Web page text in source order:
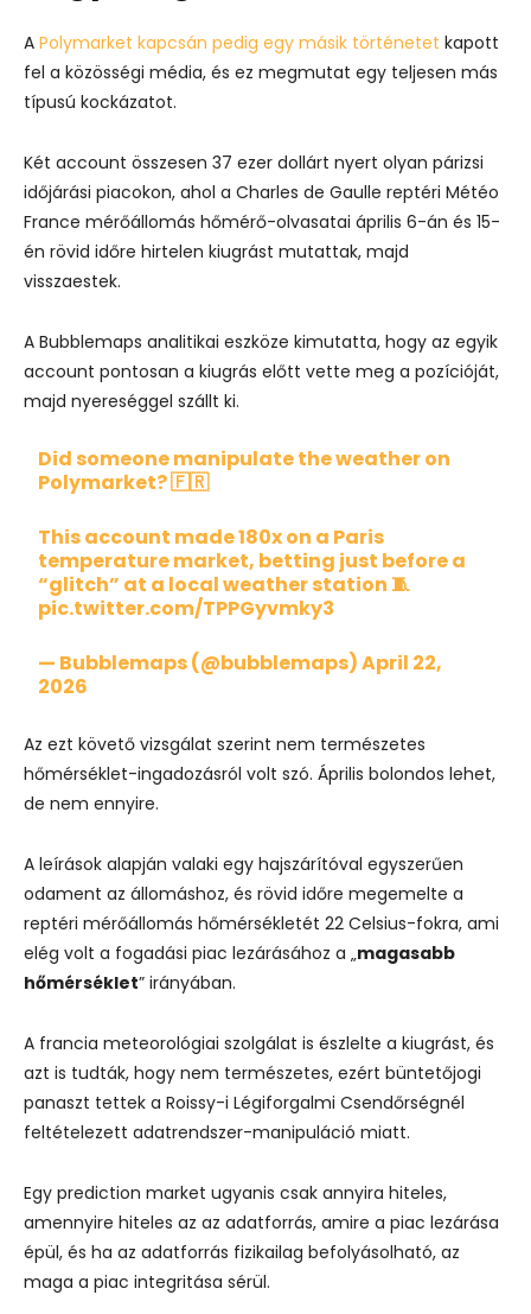
A Polymarket kapcsán pedig egy másik történetet kapott
fel a közösségi média, és ez megmutat egy teljesen más
típusú kockázatot.
Két account összesen 37 ezer dollárt nyert olyan párizsi
időjárási piacokon, ahol a Charles de Gaulle reptéri Météo
France mérőállomás hőmérő-olvasatai április 6-án és 15-
én rövid időre hirtelen kiugrást mutattak, majd
visszaestek.
A Bubblemaps analitikai eszköze kimutatta, hogy az egyik
account pontosan a kiugrás előtt vette meg a pozícióját,
majd nyereséggel szállt ki.
Did someone manipulate the weather on
Polymarket? 🇫🇷
This account made 180x on a Paris
temperature market, betting just before a
“glitch” at a local weather station 🧵
pic.twitter.com/TPPGyvmky3
— Bubblemaps (@bubblemaps)April 22,
2026
Az ezt követő vizsgálat szerint nem természetes
hőmérséklet-ingadozásról volt szó. Április bolondos lehet,
de nem ennyire.
A leírások alapján valaki egy hajszárítóval egyszerűen
odament az állomáshoz, és rövid időre megemelte a
reptéri mérőállomás hőmérsékletét 22 Celsius-fokra, ami
elég volt a fogadási piac lezárásához a „magasabb
hőmérséklet” irányában.
A francia meteorológiai szolgálat is észlelte a kiugrást, és
azt is tudták, hogy nem természetes, ezért büntetőjogi
panaszt tettek a Roissy-i Légiforgalmi Csendőrségnél
feltételezett adatrendszer-manipuláció miatt.
Egy prediction market ugyanis csak annyira hiteles,
amennyire hiteles az az adatforrás, amire a piac lezárása
épül, és ha az adatforrás fizikailag befolyásolható, az
maga a piac integritása sérül.